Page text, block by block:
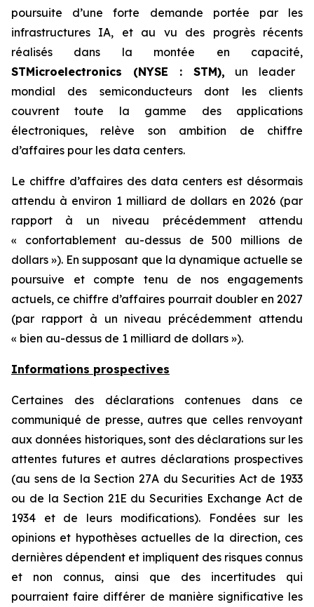
poursuite d’une forte demande portée par les
infrastructures IA, et au vu des progrès récents
réalisés dans la montée en capacité,
STMicroelectronics (NYSE : STM), un leader
mondial des semiconducteurs dont les clients
couvrent toute la gamme des applications
électroniques, relève son ambition de chiffre
d’affaires pour les data centers.
Le chiffre d’affaires des data centers est désormais
attendu à environ 1 milliard de dollars en 2026 (par
rapport à un niveau précédemment attendu
« confortablement au-dessus de 500 millions de
dollars »). En supposant que la dynamique actuelle se
poursuive et compte tenu de nos engagements
actuels, ce chiffre d’affaires pourrait doubler en 2027
(par rapport à un niveau précédemment attendu
« bien au-dessus de 1 milliard de dollars »).
Informations prospectives
Certaines des déclarations contenues dans ce
communiqué de presse, autres que celles renvoyant
aux données historiques, sont des déclarations sur les
attentes futures et autres déclarations prospectives
(au sens de la Section 27A du Securities Act de 1933
ou de la Section 21E du Securities Exchange Act de
1934 et de leurs modifications). Fondées sur les
opinions et hypothèses actuelles de la direction, ces
dernières dépendent et impliquent des risques connus
et non connus, ainsi que des incertitudes qui
pourraient faire différer de manière significative les